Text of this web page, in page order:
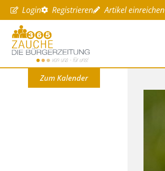
Login Registrieren Artikel einreichen
Zum Kalender